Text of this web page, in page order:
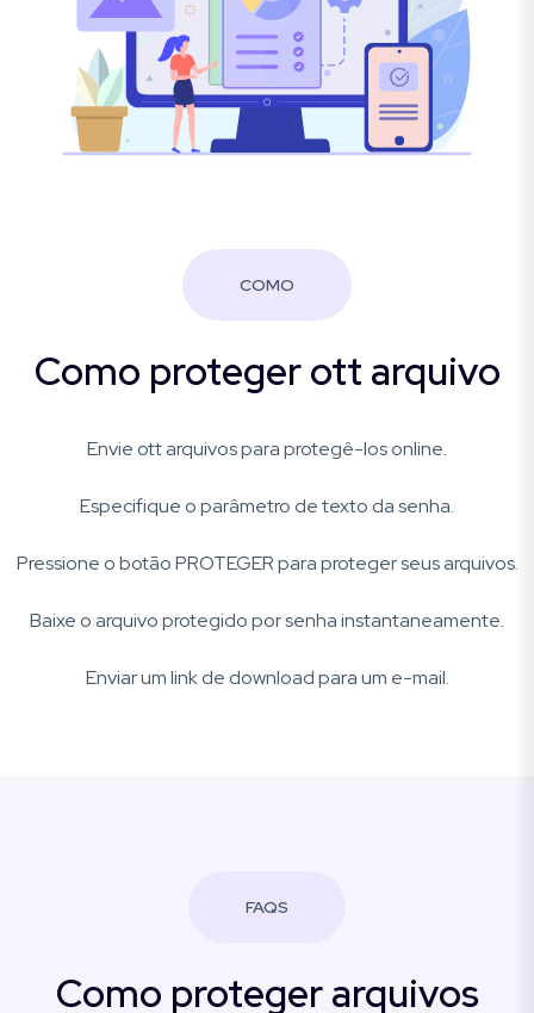
COMO
Como proteger ott arquivo
Envie ott arquivos para protegê-los online.
Especifique o parâmetro de texto da senha.
Pressione o botão PROTEGER para proteger seus arquivos.
Baixe o arquivo protegido por senha instantaneamente.
Enviar um link de download para um e-mail.
FAQS
Como proteger arquivos